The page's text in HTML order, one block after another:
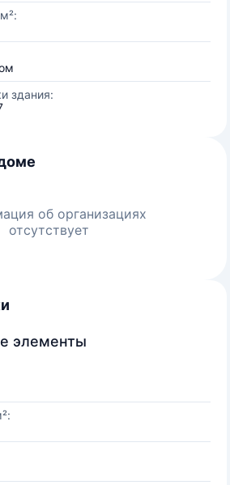
здания:
об организациях
отсутствует
элементы